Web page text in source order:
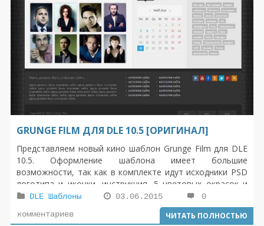
GRUNGE FILM ДЛЯ DLE 10.5 [ОРИГИНАЛ]
Представляем новый кино шаблон Grunge Film для DLE
10.5. Оформление шаблона имеет большие
возможности, так как в комплекте идут исходники PSD
логотипа и иконки, инструкция, 5 цветовых окрасок и
две кодировки для новой версии движка DataLife Engine
10.5 (UTF-8 Win- 1251), если что, у нас скачать Dle 10.5
уже можно бесплатно. Качественный дизайн
DLE Шаблоны 03.06.2015
0
комментариев
ЧИТАТЬ ПОЛНОСТЬЮ